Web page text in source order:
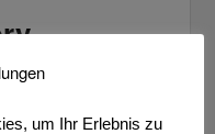
um Ihr Erlebnis zu